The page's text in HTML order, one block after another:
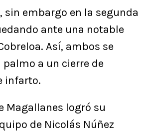
sin embargo en la segunda
ante una notable
Así, ambos se
a un cierre de
infarto.
Magallanes logró su
de Nicolás Núñez